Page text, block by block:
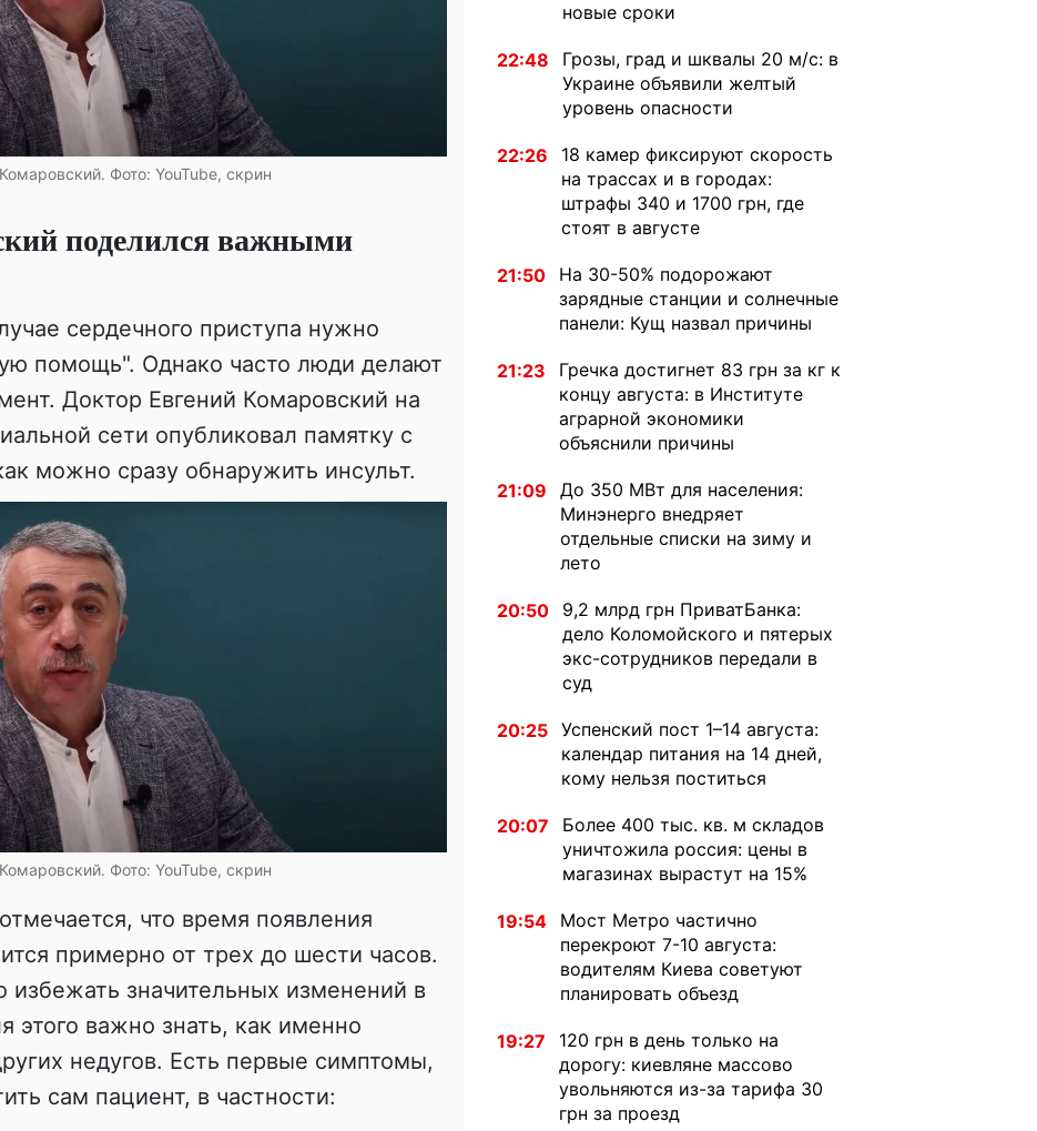
Фото: YouTube, скрин
поделился важными
сердечного приступа нужно
помощь". Однако часто люди делают
Доктор Евгений Комаровский на
сети опубликовал памятку с
можно сразу обнаружить инсульт.
Фото: YouTube, скрин
что время появления
примерно от трех до шести часов.
избежать значительных изменений в
этого важно знать, как именно
недугов. Есть первые симптомы,
сам пациент, в частности:
новые сроки
22:48
Грозы, град и шквалы 20 м/с: в
Украине объявили желтый
уровень опасности
22:26
18 камер фиксируют скорость
на трассах и в городах:
штрафы 340 и 1700 грн, где
стоят в августе
21:50
На 30-50% подорожают
зарядные станции и солнечные
панели: Кущ назвал причины
21:23
Гречка достигнет 83 грн за кг к
концу августа: в Институте
аграрной экономики
объяснили причины
21:09
До 350 МВт для населения:
Минэнерго внедряет
отдельные списки на зиму и
лето
20:50
9,2 млрд грн ПриватБанка:
дело Коломойского и пятерых
экс-сотрудников передали в
суд
20:25 Успенский пост 1–14 августа:
календар питания на 14 дней,
кому нельзя поститься
20:07
Более 400 тыс. кв. м складов
уничтожила россия: цены в
магазинах вырастут на 15%
19:54
Мост Метро частично
перекроют 7-10 августа:
водителям Киева советуют
планировать объезд
19:27
120 грн в день только на
дорогу: киевляне массово
увольняются из-за тарифа 30
грн за проезд